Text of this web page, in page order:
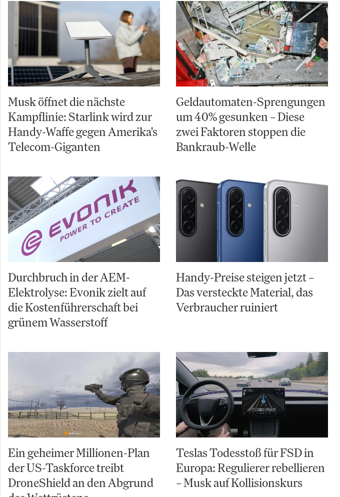
Musk öffnet die nächste
Kampflinie: Starlink wird zur
Handy-Waffe gegen Amerika's
Telecom-Giganten
Geldautomaten-Sprengungen
um 40% gesunken – Diese
zwei Faktoren stoppen die
Bankraub-Welle
Durchbruch in der AEM-
Elektrolyse: Evonik zielt auf
die Kostenführerschaft bei
grünem Wasserstoff
Handy-Preise steigen jetzt –
Das versteckte Material, das
Verbraucher ruiniert
Ein geheimer Millionen-Plan
der US-Taskforce treibt
DroneShield an den Abgrund
Teslas Todesstoß für FSD in
Europa: Regulierer rebellieren
– Musk auf Kollisionskurs